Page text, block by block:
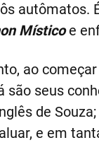
autômatos.
Místicoe
ao
são seus
de
e em